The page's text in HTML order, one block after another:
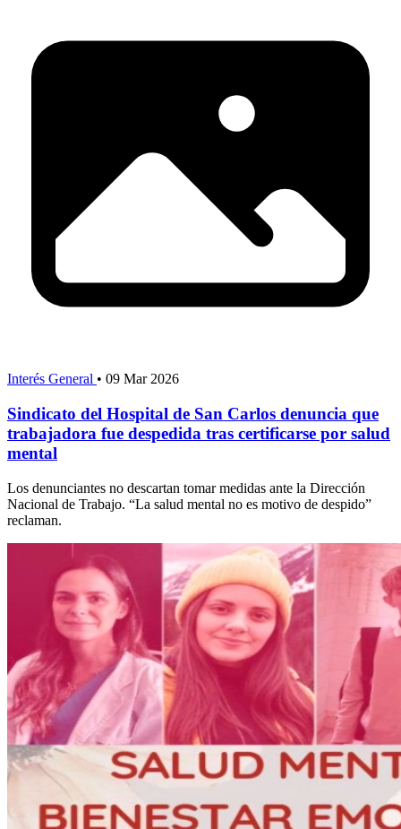
Interés General • 09 Mar 2026
Sindicato del Hospital de San Carlos denuncia que
trabajadora fue despedida tras certificarse por salud
mental
Los denunciantes no descartan tomar medidas ante la Dirección
Nacional de Trabajo. “La salud mental no es motivo de despido”
reclaman.